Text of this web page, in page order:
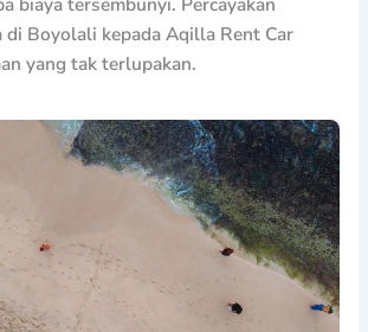
di Boyolali kepada Aqilla Rent Car
yang tak terlupakan.